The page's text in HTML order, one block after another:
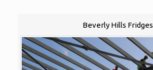
Beverly Hills Fridges